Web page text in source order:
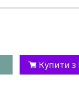
Купити з